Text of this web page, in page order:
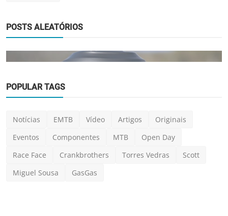
POSTS ALEATÓRIOS
Notícias
[Notícias] A Lazer revela os novos
capacetes Lupo e Fin...
Luis Lusquinhos Jan 19, 2024 799
POPULAR TAGS
Notícias EMTB Vídeo Artigos
Originais
Eventos
Componentes MTB
Open Day
Race Face
Crankbrothers Torres Vedras
Scott
Miguel Sousa
GasGas